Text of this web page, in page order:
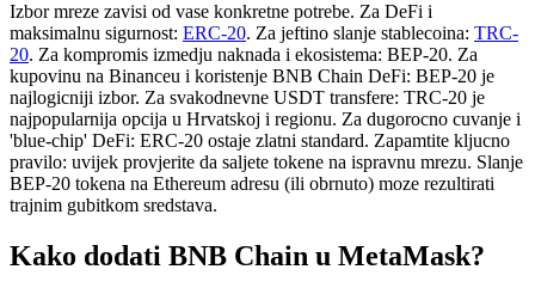
Izbor mreze zavisi od vase konkretne potrebe. Za DeFi i
maksimalnu sigurnost: ERC-20. Za jeftino slanje stablecoina: TRC-
20. Za kompromis izmedju naknada i ekosistema: BEP-20. Za
kupovinu na Binanceu i koristenje BNB Chain DeFi: BEP-20 je
najlogicniji izbor. Za svakodnevne USDT transfere: TRC-20 je
najpopularnija opcija u Hrvatskoj i regionu. Za dugorocno cuvanje i
'blue-chip' DeFi: ERC-20 ostaje zlatni standard. Zapamtite kljucno
pravilo: uvijek provjerite da saljete tokene na ispravnu mrezu. Slanje
BEP-20 tokena na Ethereum adresu (ili obrnuto) moze rezultirati
trajnim gubitkom sredstava.
Kako dodati BNB Chain u MetaMask?